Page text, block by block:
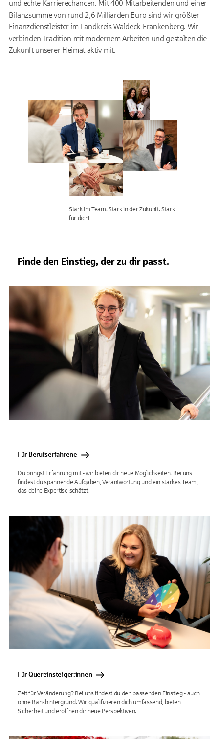
und echte Karrierechancen. Mit 400 Mitarbeitenden und einer
Bilanzsumme von rund 2,6 Milliarden Euro sind wir größter
Finanzdienstleister im Landkreis Waldeck-Frankenberg. Wir
verbinden Tradition mit modernem Arbeiten und gestalten die
Zukunft unserer Heimat aktiv mit.
Stark im Team. Stark in der Zukunft. Stark
für dich!
Finde den Einstieg, der zu dir passt.
Für Berufserfahrene
Du bringst Erfahrung mit - wir bieten dir neue Möglichkeiten. Bei uns
findest du spannende Aufgaben, Verantwortung und ein starkes Team,
das deine Expertise schätzt.
Für Quereinsteiger:innen
Zeit für Veränderung? Bei uns findest du den passenden Einstieg - auch
ohne Bankhintergrund. Wir qualifizieren dich umfassend, bieten
Sicherheit und eröffnen dir neue Perspektiven.